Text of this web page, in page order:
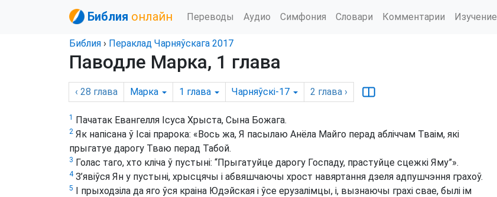
Библия онлайн Переводы Аудио Симфония Словари Комментарии Изучение
Библия › Пераклад Чарняўскага 2017
Паводле Марка, 1 глава
‹ 28 глава Марка 1 глава Чарняўскі-17 2 глава ›
1 Пачатак Евангелля Ісуса Хрыста, Сына Божага.
2 Як напісана ў Ісаі прарока: «Вось жа, Я пасылаю Анёла Майго перад абліччам Тваім, які
прыгатуе дарогу Тваю перад Табой.
3 Голас таго, хто кліча ў пустыні: “Прыгатуйце дарогу Госпаду, прастуйце сцежкі Яму”».
4З’явіўся Ян у пустыні, хрысцячы і абвяшчаючы хрост навяртання дзеля адпушчэння грахоў.
5 І прыходзіла да яго ўся краіна Юдэйская і ўсе ерузалімцы, і, вызнаючы грахі свае, былі ім